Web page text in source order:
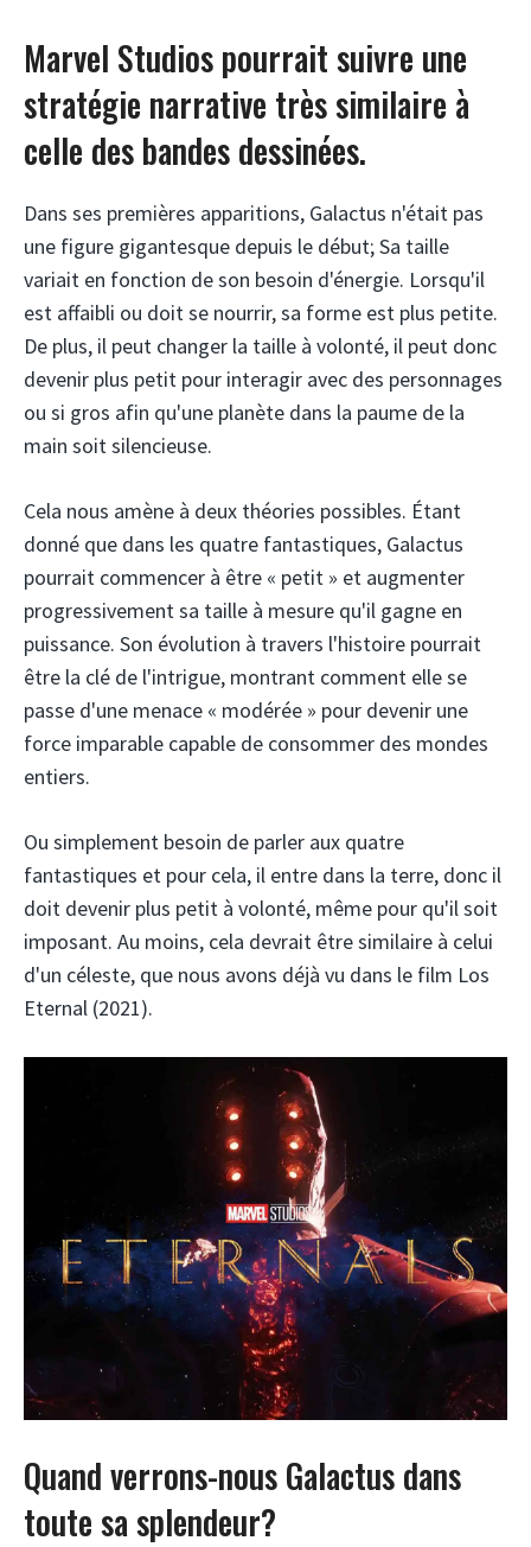
Marvel Studios pourrait suivre une
stratégie narrative très similaire à
celle des bandes dessinées.
Dans ses premières apparitions, Galactus n'était pas
une figure gigantesque depuis le début; Sa taille
variait en fonction de son besoin d'énergie. Lorsqu'il
est affaibli ou doit se nourrir, sa forme est plus petite.
De plus, il peut changer la taille à volonté, il peut donc
devenir plus petit pour interagir avec des personnages
ou si gros afin qu'une planète dans la paume de la
main soit silencieuse.
Cela nous amène à deux théories possibles. Étant
donné que dans les quatre fantastiques, Galactus
pourrait commencer à être « petit » et augmenter
progressivement sa taille à mesure qu'il gagne en
puissance. Son évolution à travers l'histoire pourrait
être la clé de l'intrigue, montrant comment elle se
passe d'une menace « modérée » pour devenir une
force imparable capable de consommer des mondes
entiers.
Ou simplement besoin de parler aux quatre
fantastiques et pour cela, il entre dans la terre, donc il
doit devenir plus petit à volonté, même pour qu'il soit
imposant. Au moins, cela devrait être similaire à celui
d'un céleste, que nous avons déjà vu dans le film Los
Eternal (2021).
Quand verrons-nous Galactus dans
toute sa splendeur?